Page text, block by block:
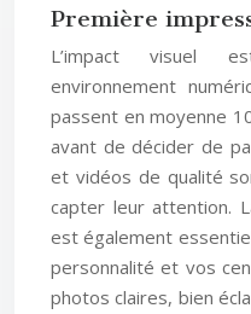
Première
L’impact visuel
environnement
passent en moyenne
avant de décider de
et vidéos de qualité
capter leur attention.
est également
personnalité et vos
photos claires, bien